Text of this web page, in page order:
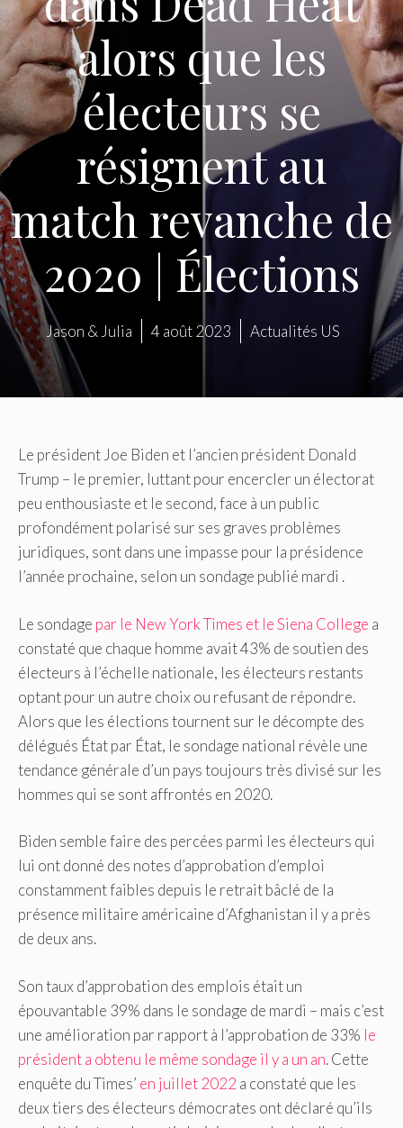
alors que les
électeurs se
résignent au
match revanche de
2020 | Élections
Jason & Julia 4 août 2023 Actualités US
Le président Joe Biden et l’ancien président Donald
Trump – le premier, luttant pour encercler un électorat
peu enthousiaste et le second, face à un public
profondément polarisé sur ses graves problèmes
juridiques, sont dans une impasse pour la présidence
l’année prochaine, selon un sondage publié mardi .
Le sondage par le New York Times et le Siena College a
constaté que chaque homme avait 43% de soutien des
électeurs à l’échelle nationale, les électeurs restants
optant pour un autre choix ou refusant de répondre.
Alors que les élections tournent sur le décompte des
délégués État par État, le sondage national révèle une
tendance générale d’un pays toujours très divisé sur les
hommes qui se sont affrontés en 2020.
Biden semble faire des percées parmi les électeurs qui
lui ont donné des notes d’approbation d’emploi
constamment faibles depuis le retrait bâclé de la
présence militaire américaine d’Afghanistan il y a près
de deux ans.
Son taux d’approbation des emplois était un
épouvantable 39% dans le sondage de mardi – mais c’est
une amélioration par rapport à l’approbation de 33% le
président a obtenu le même sondage il y a un an. Cette
enquête du Times’ en juillet 2022 a constaté que les
deux tiers des électeurs démocrates ont déclaré qu’ils